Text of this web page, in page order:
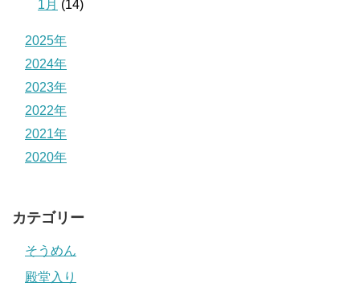
1月 (14)
2025年
2024年
2023年
2022年
2021年
2020年
カテゴリー
そうめん
殿堂入り